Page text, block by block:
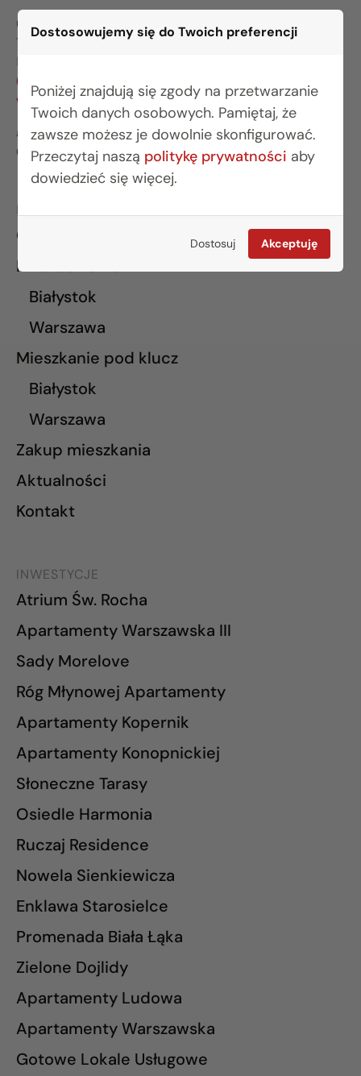
Dostosowujemy się do Twoich preferencji
Poniżej znajdują się zgody na przetwarzanie
Twoich danych osobowych. Pamiętaj, że
zawsze możesz je dowolnie skonfigurować.
Przeczytaj naszą politykę prywatności aby
dowiedzieć się więcej.
Dostosuj Akceptuję
ul. Legionowa 28 lok. 202
15-281 Białystok
BIURO WARSZAWA
(22) 642 03 55
warszawa@rogowskidevelopment.pl
al. Wilanowska 67E lok. U5
02-765 Warszawa
INFORMACJE
O nas
Finansowanie
Białystok
Warszawa
Mieszkanie pod klucz
Białystok
Warszawa
Zakup mieszkania
Aktualności
Kontakt
INWESTYCJE
Atrium Św. Rocha
Apartamenty Warszawska III
Sady Morelove
Róg Młynowej Apartamenty
Apartamenty Kopernik
Apartamenty Konopnickiej
Słoneczne Tarasy
Osiedle Harmonia
Ruczaj Residence
Nowela Sienkiewicza
Enklawa Starosielce
Promenada Biała Łąka
Zielone Dojlidy
Apartamenty Ludowa
Apartamenty Warszawska
Gotowe Lokale Usługowe